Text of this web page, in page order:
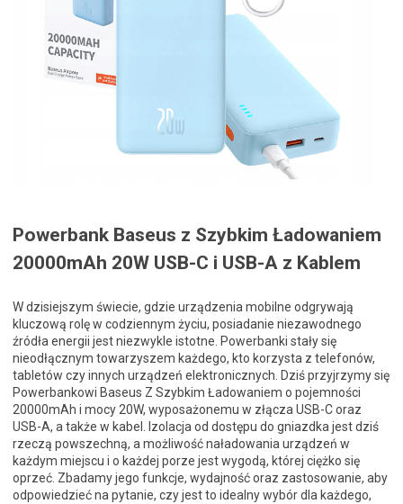
Powerbank Baseus z Szybkim Ładowaniem
20000mAh 20W USB-C i USB-A z Kablem
W dzisiejszym świecie, gdzie urządzenia mobilne odgrywają
kluczową rolę w codziennym życiu, posiadanie niezawodnego
źródła energii jest niezwykle istotne. Powerbanki stały się
nieodłącznym towarzyszem każdego, kto korzysta z telefonów,
tabletów czy innych urządzeń elektronicznych. Dziś przyjrzymy się
Powerbankowi Baseus Z Szybkim Ładowaniem o pojemności
20000mAh i mocy 20W, wyposażonemu w złącza USB-C oraz
USB-A, a także w kabel. Izolacja od dostępu do gniazdka jest dziś
rzeczą powszechną, a możliwość naładowania urządzeń w
każdym miejscu i o każdej porze jest wygodą, której ciężko się
oprzeć. Zbadamy jego funkcje, wydajność oraz zastosowanie, aby
odpowiedzieć na pytanie, czy jest to idealny wybór dla każdego,